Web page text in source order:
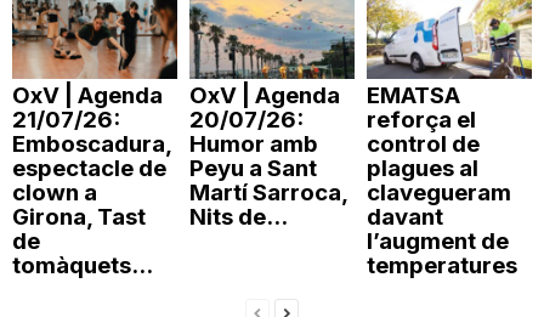
OxV | Agenda
21/07/26:
Emboscadura,
espectacle de
clown a
Girona, Tast
de
tomàquets...
OxV | Agenda
20/07/26:
Humor amb
Peyu a Sant
Martí Sarroca,
Nits de...
EMATSA
reforça el
control de
plagues al
clavegueram
davant
l’augment de
temperatures